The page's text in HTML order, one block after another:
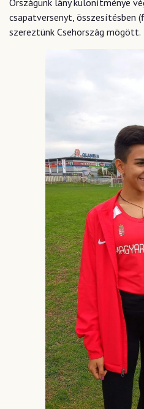
Országunk lány különítménye
csapatversenyt, összesítésben
szereztünk Csehország mögött.